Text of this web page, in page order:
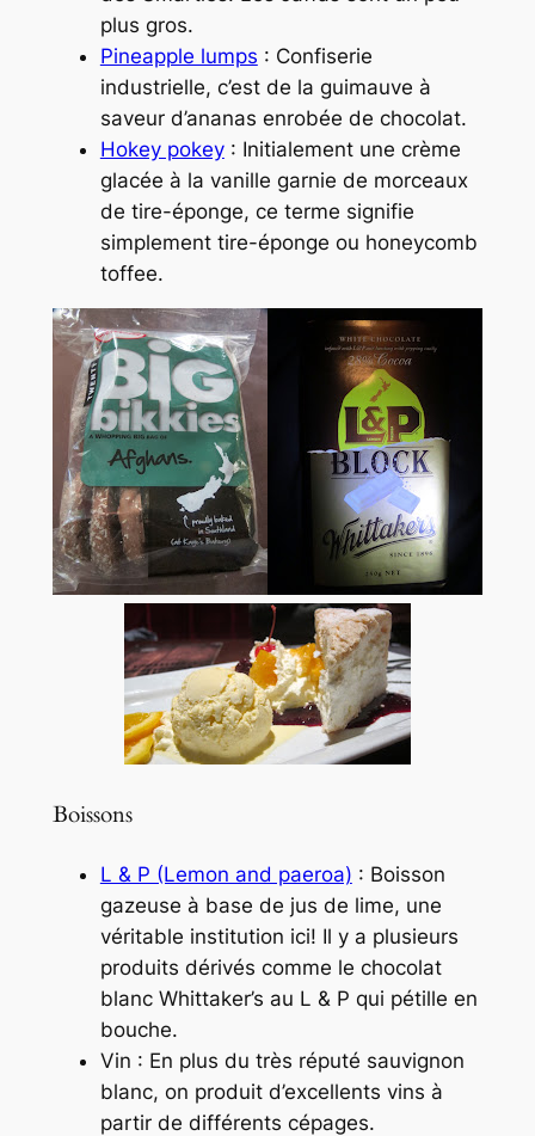
plus gros.
Pineapple lumps : Confiserie
industrielle, c’est de la guimauve à
saveur d’ananas enrobée de chocolat.
Hokey pokey: Initialement une crème
glacée à la vanille garnie de morceaux
de tire-éponge, ce terme signifie
simplement tire-éponge ou honeycomb
toffee.
Boissons
L & P (Lemon and paeroa) : Boisson
gazeuse à base de jus de lime, une
véritable institution ici! Il y a plusieurs
produits dérivés comme le chocolat
blanc Whittaker’s au L & P qui pétille en
bouche.
Vin : En plus du très réputé sauvignon
blanc, on produit d’excellents vins à
partir de différents cépages.